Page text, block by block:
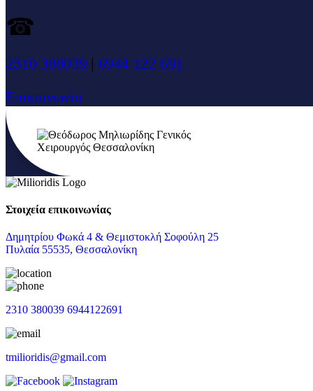
☎
2310 380039 | 6944 122 691
Επικοινωνία
Στοιχεία επικοινωνίας
Δημητρίου Φωκά 4 & Θεμιστοκλή Σοφούλη 25
Πυλαία 55535, Θεσσαλονίκη
2310 380039 6944122691
tmilioridis@gmail.com